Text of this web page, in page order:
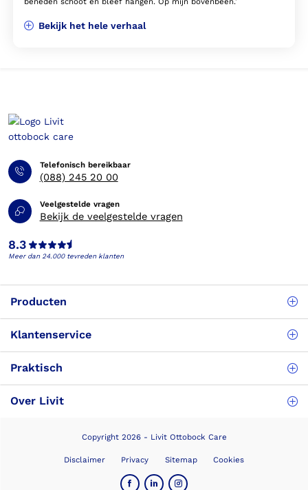
Bekijk het hele verhaal
Telefonisch bereikbaar
(088) 245 20 00
Veelgestelde vragen
Bekijk de veelgestelde vragen
8.3
Meer dan 24.000 tevreden klanten
Producten
Klantenservice
Praktisch
Over Livit
Copyright 2026 - Livit Ottobock Care
Disclaimer Privacy Sitemap Cookies